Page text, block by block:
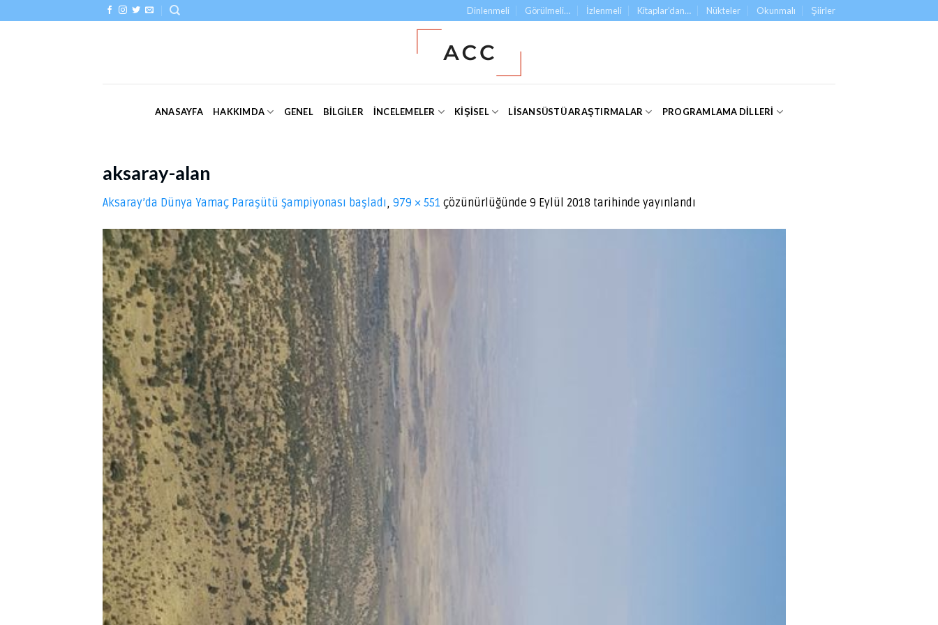
to
Dinlenmeli Görülmeli… İzlenmeli Kitaplar’dan… Nükteler Okunmalı Şiirler
ANASAYFA HAKKIMDA GENEL BILGILER İNCELEMELER KIŞISEL LISANSÜSTÜ ARAŞTIRMALAR PROGRAMLAMA DILLERI
aksaray-alan
Aksaray’da Dünya Yamaç Paraşütü Şampiyonası başladı, 979 × 551 çözünürlüğünde 9 Eylül 2018 tarihinde yayınlandı